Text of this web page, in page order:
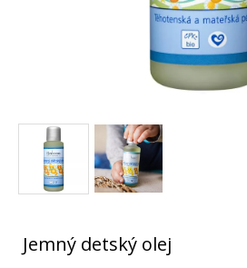
Jemný detský olej